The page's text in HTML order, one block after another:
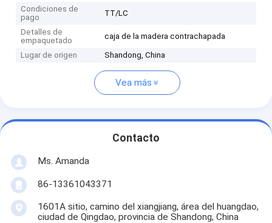
Condiciones de
pago
TT/LC
Detalles de
empaquetado
caja de la madera contrachapada
Lugar de origen Shandong, China
Vea más
Contacto
Ms. Amanda
86-13361043371
1601A sitio, camino del xiangjiang, área del huangdao,
ciudad de Qingdao, provincia de Shandong, China